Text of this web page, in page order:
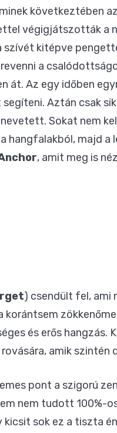
következtében
végigjátszották a
kitépve
a
át. Az egy időben
Aztán csak
Sokat nem
hangfalakból, majd a
, amit meg is
) csendült fel, ami
korántsem
és erős hangzás.
amik szintén
pont a szigorú
nem tudott 100%-
sok ez a tiszta